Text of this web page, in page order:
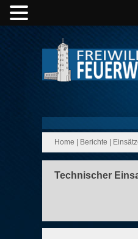
Home Berichte
Technischer